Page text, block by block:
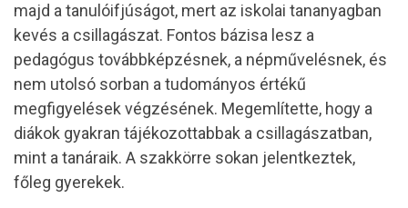
majd a tanulóifjúságot, mert az iskolai tananyagban
kevés a csillagászat. Fontos bázisa lesz a
pedagógus továbbképzésnek, a népművelésnek, és
nem utolsó sorban a tudományos értékű
megfigyelések végzésének. Megemlítette, hogy a
diákok gyakran tájékozottabbak a csillagászatban,
mint a tanáraik. A szakkörre sokan jelentkeztek,
főleg gyerekek.